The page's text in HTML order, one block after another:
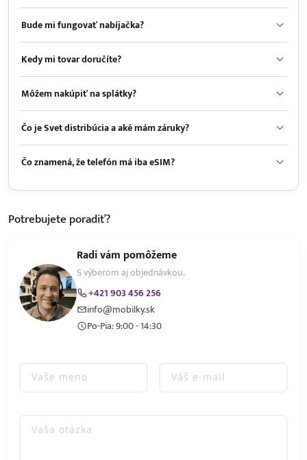
Bude mi fungovať nabíjačka?
Kedy mi tovar doručíte?
Môžem nakúpiť na splátky?
Čo je Svet distribúcia a aké mám záruky?
Čo znamená, že telefón má iba eSIM?
Potrebujete poradiť?
Radi vám pomôžeme
S výberom aj objednávkou.
+421 903 456 256
info@mobilky.sk
Po-Pia: 9:00 - 14:30